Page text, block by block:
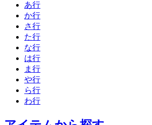
あ行
か行
さ行
た行
な行
は行
ま行
や行
ら行
わ行